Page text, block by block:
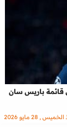
باريس سان
, 28 مايو 2026